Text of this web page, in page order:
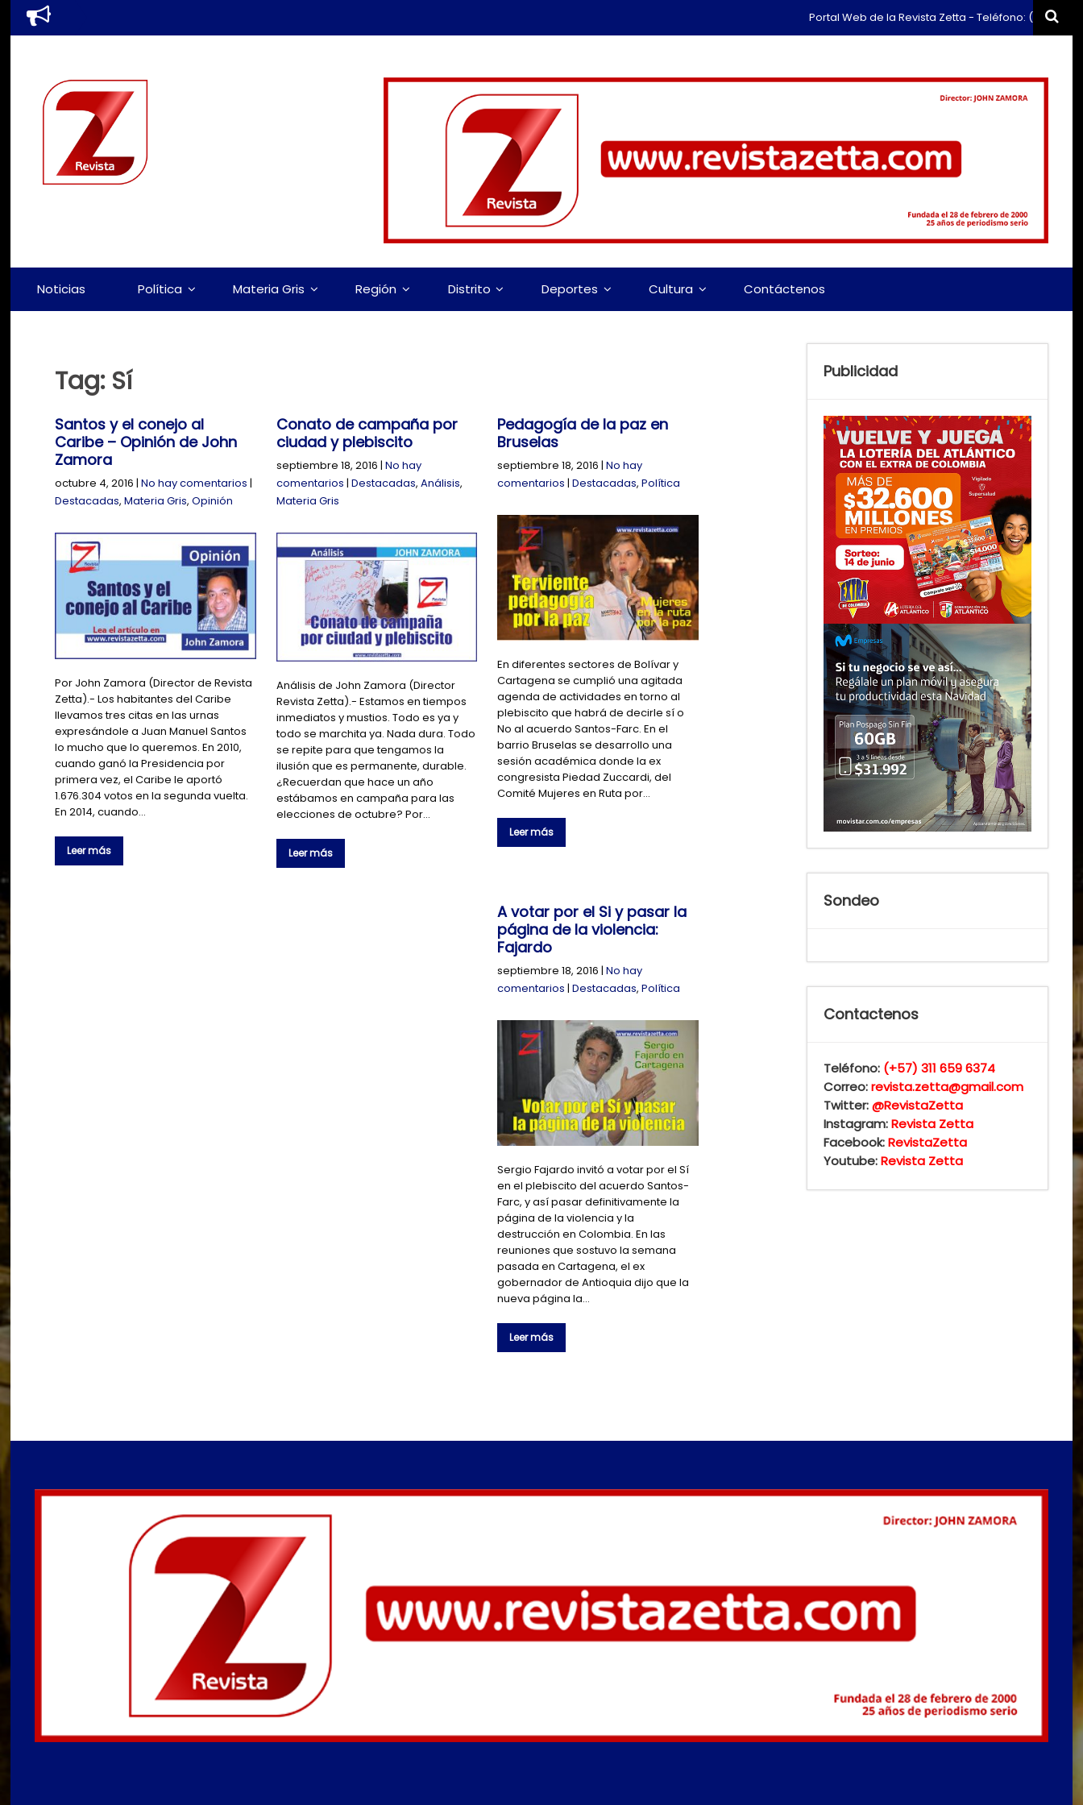
Portal Web de la Revista Zetta - Teléfono: (+57) 311 659
Noticias Política Materia Gris Región Distrito Deportes Cultura Contáctenos
Tag: Sí
Santos y el conejo al
Caribe – Opinión de John
Zamora
octubre 4, 2016 |No hay comentarios |
Destacadas,Materia Gris,Opinión
Por John Zamora (Director de Revista
Zetta).- Los habitantes del Caribe
llevamos tres citas en las urnas
expresándole a Juan Manuel Santos
lo mucho que lo queremos. En 2010,
cuando ganó la Presidencia por
primera vez, el Caribe le aportó
1.676.304 votos en la segunda vuelta.
En 2014, cuando…
Leer más
Conato de campaña por
ciudad y plebiscito
septiembre 18, 2016 | No hay
comentarios | Destacadas, Análisis,
Materia Gris
Análisis de John Zamora (Director
Revista Zetta).- Estamos en tiempos
inmediatos y mustios. Todo es ya y
todo se marchita ya. Nada dura. Todo
se repite para que tengamos la
ilusión que es permanente, durable.
¿Recuerdan que hace un año
estábamos en campaña para las
elecciones de octubre? Por…
Leer más
Pedagogía de la paz en
Bruselas
septiembre 18, 2016 |No hay
comentarios |Destacadas,Política
En diferentes sectores de Bolívar y
Cartagena se cumplió una agitada
agenda de actividades en torno al
plebiscito que habrá de decirle sí o
No al acuerdo Santos-Farc. En el
barrio Bruselas se desarrollo una
sesión académica donde la ex
congresista Piedad Zuccardi, del
Comité Mujeres en Ruta por…
Leer más
A votar por el Si y pasar la
página de la violencia:
Fajardo
septiembre 18, 2016 |No hay
comentarios |Destacadas,Política
Sergio Fajardo invitó a votar por el Sí
en el plebiscito del acuerdo Santos-
Farc, y así pasar definitivamente la
página de la violencia y la
destrucción en Colombia. En las
reuniones que sostuvo la semana
pasada en Cartagena, el ex
gobernador de Antioquia dijo que la
nueva página la…
Leer más
Publicidad
Sondeo
Contactenos
Teléfono: (+57) 311 659 6374
Correo:revista.zetta@gmail.com
Twitter:@RevistaZetta
Instagram:Revista Zetta
Facebook:RevistaZetta
Youtube:Revista Zetta